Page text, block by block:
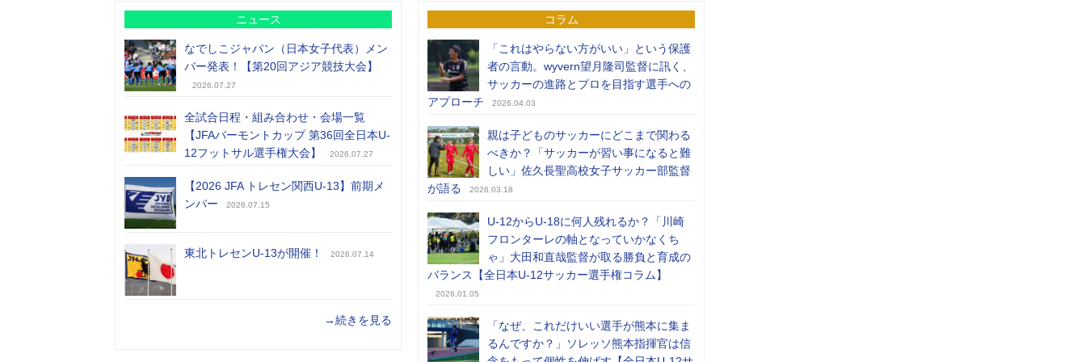
ニュース
なでしこジャパン（日本女子代表）メン
バー発表！【第20回アジア競技大会】
2026.07.27
全試合日程・組み合わせ・会場一覧
【JFAバーモントカップ 第36回全日本U-
12フットサル選手権大会】
2026.07.27
【2026 JFA トレセン関西U-13】前期メ
ンバー
2026.07.15
東北トレセンU-13が開催！ 2026.07.14
→続きを見る
コラム
「これはやらない方がいい」という保護
者の言動。wyvern望月隆司監督に訊く、
サッカーの進路とプロを目指す選手への
アプローチ
2026.04.03
親は子どものサッカーにどこまで関わる
べきか？「サッカーが習い事になると難
しい」佐久長聖高校女子サッカー部監督
が語る
2026.03.18
U-12からU-18に何人残れるか？「川崎
フロンターレの軸となっていかなくち
ゃ」大田和直哉監督が取る勝負と育成の
バランス【全日本U-12サッカー選手権コラム】
2026.01.05
「なぜ、これだけいい選手が熊本に集ま
るんですか？」ソレッソ熊本指揮官は信